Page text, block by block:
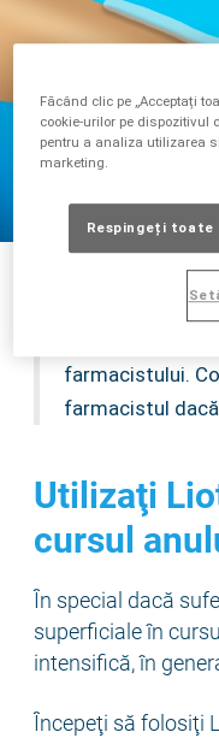
Folosiţi
farmacistului.
farmacistul
Utilizaţi
cursul
În special dacă
superficiale în
intensifică, în
Începeţi să folosiţi
Făcând clic pe „Acceptați
cookie-urilor pe dispozitivul
pentru a analiza utilizarea
marketing.
Respingeți toate